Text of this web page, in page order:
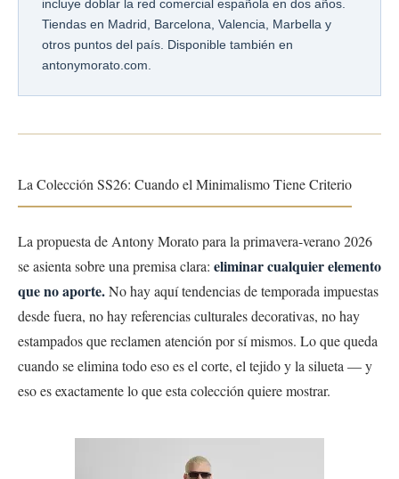
incluye doblar la red comercial española en dos años.
Tiendas en Madrid, Barcelona, Valencia, Marbella y
otros puntos del país. Disponible también en
antonymorato.com.
La Colección SS26: Cuando el Minimalismo Tiene Criterio
La propuesta de Antony Morato para la primavera-verano 2026
se asienta sobre una premisa clara: eliminar cualquier elemento
que no aporte.No hay aquí tendencias de temporada impuestas
desde fuera, no hay referencias culturales decorativas, no hay
estampados que reclamen atención por sí mismos. Lo que queda
cuando se elimina todo eso es el corte, el tejido y la silueta — y
eso es exactamente lo que esta colección quiere mostrar.